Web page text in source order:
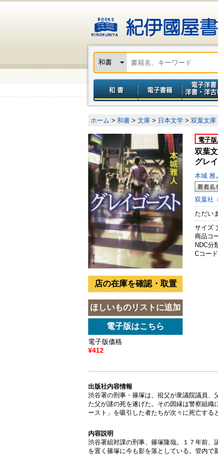
ホーム > 和書 > 文庫 > 日本文学 > 双葉文庫
電子版価格
¥412
電子版
双葉
グレ
本城 雅
双葉社
ただい
サイズ
商品コ
NDC分
Cコー
出版社内容情報
渋谷署の刑事・篠塚は、祖父が衆議院議員
た父が謎の死を遂げた。その因縁は警察組
ースト」を吸引した者たちが次々に死亡す
内容説明
渋谷署組対課の刑事、篠塚隆哉。１７年前
を置く篠塚に今も影を落としている。管内